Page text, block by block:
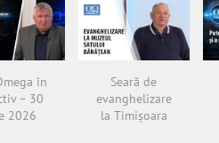
în
– 30
2026
Seară de
evanghelizare
la Timișoara